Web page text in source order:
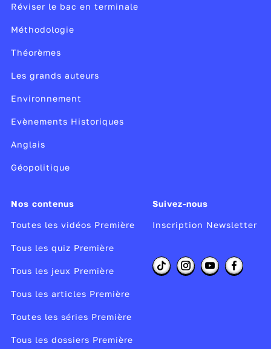
Réviser le bac en terminale
Méthodologie
Théorèmes
Les grands auteurs
Environnement
Evènements Historiques
Anglais
Géopolitique
Nos contenus
Toutes les vidéos Première
Tous les quiz Première
Tous les jeux Première
Tous les articles Première
Toutes les séries Première
Tous les dossiers Première
Suivez-nous
Inscription Newsletter